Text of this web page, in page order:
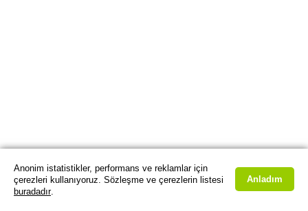
Anonim istatistikler, performans ve reklamlar için
çerezleri kullanıyoruz. Sözleşme ve çerezlerin listesi
buradadır.
Anladım